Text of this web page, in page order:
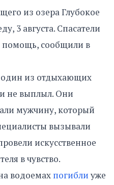
из озера Глубокое
3 августа. Спасатели
помощь, сообщили в
из отдыхающих
не выплыл. Они
мужчину, который
вызывали
искусственное
в чувство.
водоемах погибли уже